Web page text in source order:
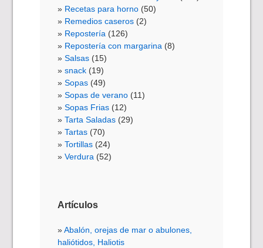
Recetas para horno (50)
Remedios caseros (2)
Repostería (126)
Repostería con margarina (8)
Salsas (15)
snack (19)
Sopas (49)
Sopas de verano (11)
Sopas Frias (12)
Tarta Saladas (29)
Tartas (70)
Tortillas (24)
Verdura (52)
Artículos
Abalón, orejas de mar o abulones,
haliótidos, Haliotis